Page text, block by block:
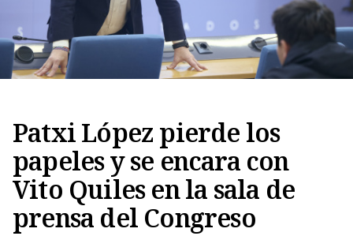
Patxi López pierde los
papeles y se encara con
Vito Quiles en la sala de
prensa del Congreso
Copiar